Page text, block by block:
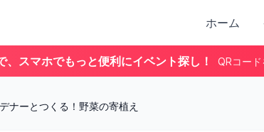
ホーム
、スマホでもっと便利にイベント探し！ QRコー
ナーとつくる！野菜の寄植え